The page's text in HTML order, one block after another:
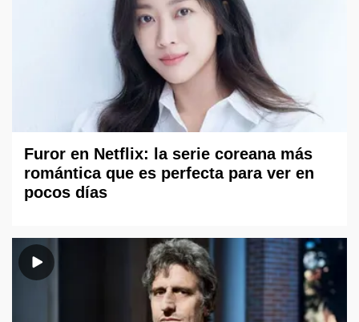
Furor en Netflix: la serie coreana más
romántica que es perfecta para ver en
pocos días